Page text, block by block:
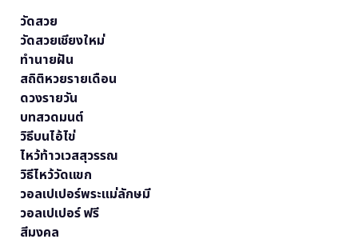
วัดสวย
วัดสวยเชียงใหม่
ทำนายฝัน
สถิติหวยรายเดือน
ดวงรายวัน
บทสวดมนต์
วิธีบนไอ้ไข่
ไหว้ท้าวเวสสุวรรณ
วิธีไหว้วัดแขก
วอลเปเปอร์พระแม่ลักษมี
วอลเปเปอร์ ฟรี
สีมงคล